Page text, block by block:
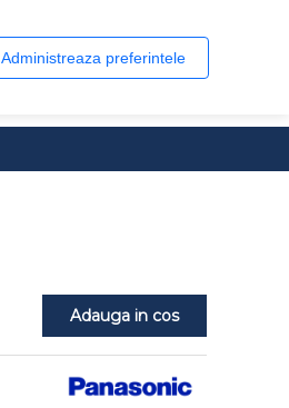
Administreaza preferintele
0 produs(e)
Adauga in cos